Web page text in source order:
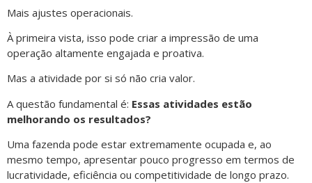
Mais ajustes operacionais.
À primeira vista, isso pode criar a impressão de uma
operação altamente engajada e proativa.
Mas a atividade por si só não cria valor.
A questão fundamental é: Essas atividades estão
melhorando os resultados?
Uma fazenda pode estar extremamente ocupada e, ao
mesmo tempo, apresentar pouco progresso em termos de
lucratividade, eficiência ou competitividade de longo prazo.